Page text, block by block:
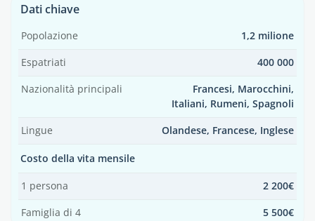
Dati chiave
Popolazione 1,2 milione
Espatriati 400 000
Nazionalità principali
Francesi, Marocchini,
Italiani, Rumeni, Spagnoli
Lingue Olandese, Francese, Inglese
Costo della vita mensile
1 persona 2 200€
Famiglia di 4 5 500€